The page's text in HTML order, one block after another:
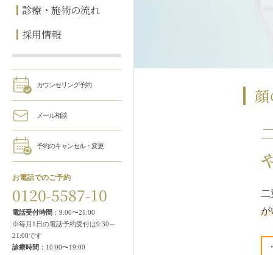
診療・施術の流れ
採用情報
カウンセリング予約
メール相談
予約のキャンセル・変更
お電話でのご予約
0120-5587-10
電話受付時間 ：9:00〜21:00
※毎月1日の電話予約受付は9:30～
21:00です
診療時間 ：10:00〜19:00
が